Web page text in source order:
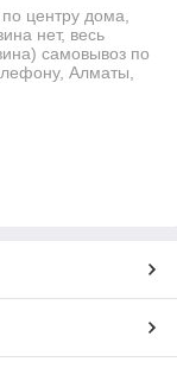
центру дома,
нет, весь
самовывоз по
Алматы,